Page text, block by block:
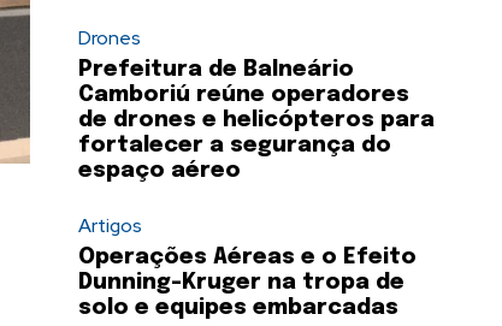
Drones
Prefeitura de Balneário
Camboriú reúne operadores
de drones e helicópteros para
fortalecer a segurança do
espaço aéreo
Artigos
Operações Aéreas e o Efeito
Dunning-Kruger na tropa de
solo e equipes embarcadas